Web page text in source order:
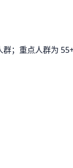
；重点人群为 55+